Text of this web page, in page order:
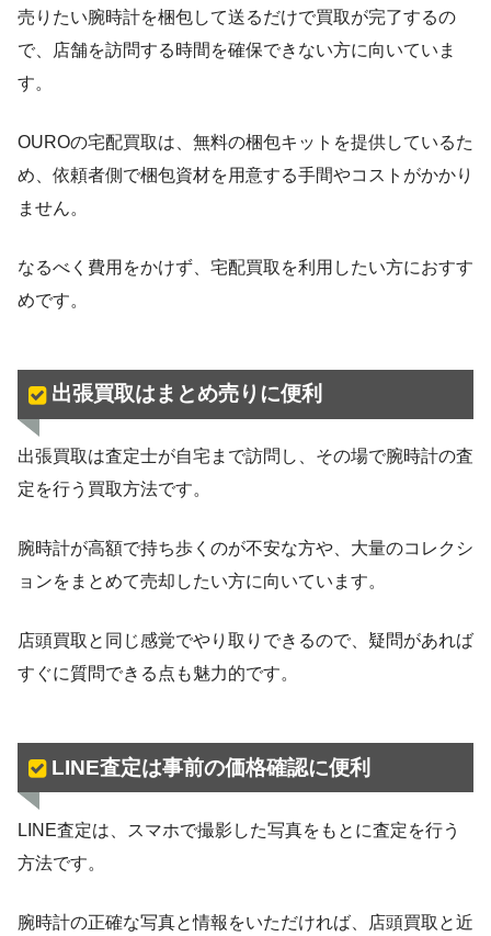
売りたい腕時計を梱包して送るだけで買取が完了するの
で、店舗を訪問する時間を確保できない方に向いていま
す。
OUROの宅配買取は、無料の梱包キットを提供しているた
め、依頼者側で梱包資材を用意する手間やコストがかかり
ません。
なるべく費用をかけず、宅配買取を利用したい方におすす
めです。
出張買取はまとめ売りに便利
出張買取は査定士が自宅まで訪問し、その場で腕時計の査
定を行う買取方法です。
腕時計が高額で持ち歩くのが不安な方や、大量のコレクシ
ョンをまとめて売却したい方に向いています。
店頭買取と同じ感覚でやり取りできるので、疑問があれば
すぐに質問できる点も魅力的です。
LINE査定は事前の価格確認に便利
LINE査定は、スマホで撮影した写真をもとに査定を行う
方法です。
腕時計の正確な写真と情報をいただければ、店頭買取と近